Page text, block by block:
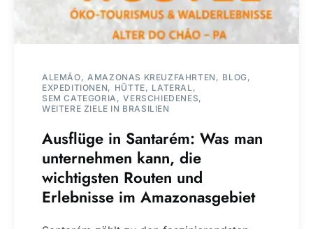
ALEMÃO AMAZONAS KREUZFAHRTEN
BLOG
EXPEDITIONEN
HÜTTE
LATERAL
SEM CATEGORIA
VERSCHIEDENES
WEITERE ZIELE IN BRASILIEN
Ausflüge in Santarém: Was man
unternehmen kann, die
wichtigsten Routen und
Erlebnisse im Amazonasgebiet